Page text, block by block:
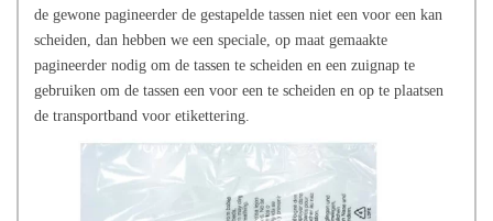
de gewone pagineerder de gestapelde tassen niet een voor een kan
scheiden, dan hebben we een speciale, op maat gemaakte
pagineerder nodig om de tassen te scheiden en een zuignap te
gebruiken om de tassen een voor een te scheiden en op te plaatsen
de transportband voor etikettering.